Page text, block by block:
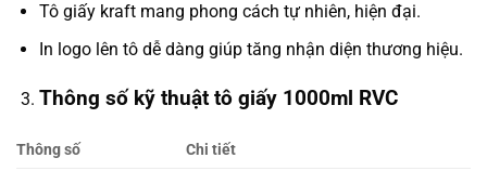
Tô giấy kraft mang phong cách tự nhiên, hiện đại.
In logo lên tô dễ dàng giúp tăng nhận diện thương hiệu.
Thông số kỹ thuật tô giấy 1000ml RVC
Thông số Chi tiết